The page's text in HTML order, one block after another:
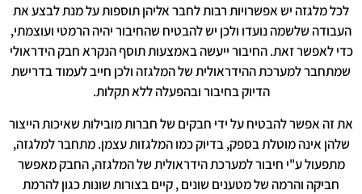
לכל מלגזה יש אפשרויות רבות לחבר אליהן תוספות על מנת לבצע את
העבודה שלשמה נועדו ולכן יש להבטיח שהחיבור יהיה הרמטי ועוצמתי,
כדי לאפשר זאת. החיבור ייעשה באמצעות תוסף הנקרא חבק הידראולי
שמתחבר למערכת ההידראולית של המלגזה ולכן חייב לעמוד בדרישת
הדיוק בחיבור ובהפעלה ללא תקלות.
את זה אפשר להבטיח על ידי חבקים של חברות מובילות שאיכות הייצור
שלהן אינה מוטלת בספק, בדיוק כמו המלגזות עצמן. מתחבר למלגזה,
מתפעול ע"י חיבור למערכת הידראולית של המלגזה, החבק מאפשר
חביקה והרמה של מטענים שונים , קיים בצורות שונות כגון להרמת